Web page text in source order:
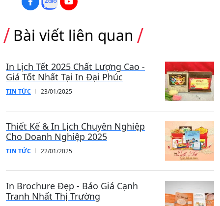
Bài viết liên quan
In Lịch Tết 2025 Chất Lượng Cao -
Giá Tốt Nhất Tại In Đại Phúc
TIN TỨC 23/01/2025
Thiết Kế & In Lịch Chuyên Nghiệp
Cho Doanh Nghiệp 2025
TIN TỨC 22/01/2025
In Brochure Đẹp - Báo Giá Cạnh
Tranh Nhất Thị Trường